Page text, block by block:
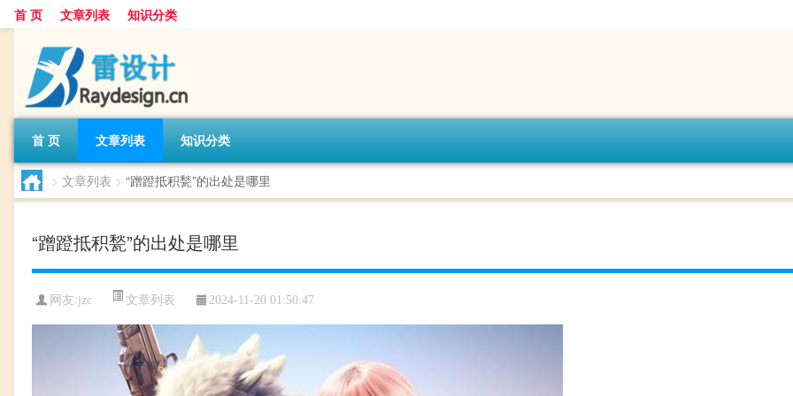
首 页 文章列表 知识分类
首 页 文章列表 知识分类
> 文章列表 > “蹭蹬抵积甃”的出处是哪里
“蹭蹬抵积甃”的出处是哪里
网友:jzc 文章列表 2024-11-20 01:50:47